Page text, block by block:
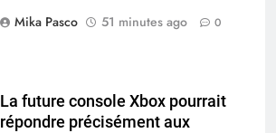
Mika Pasco 51 minutes ago 0
La future console Xbox pourrait
répondre précisément aux